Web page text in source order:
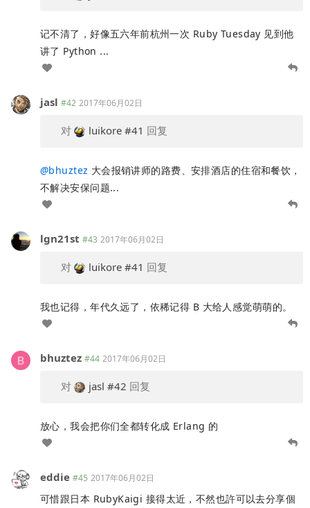
记不清了，好像五六年前杭州一次 Ruby Tuesday 见到他
讲了 Python ...
jasl #42 2017年06月02日
对 luikore #41 回复
@bhuztez 大会报销讲师的路费、安排酒店的住宿和餐饮，
不解决安保问题...
lgn21st #43 2017年06月02日
对 luikore #41 回复
我也记得，年代久远了，依稀记得 B 大给人感觉萌萌的。
bhuztez #44 2017年06月02日
对 jasl #42 回复
放心，我会把你们全都转化成 Erlang 的
eddie #45 2017年06月02日
可惜跟日本 RubyKaigi 接得太近，不然也許可以去分享個